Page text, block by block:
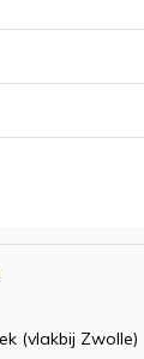
(vlakbij Zwolle)